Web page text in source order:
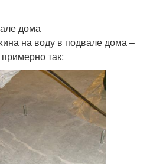
дома
на воду в подвале дома –
так: